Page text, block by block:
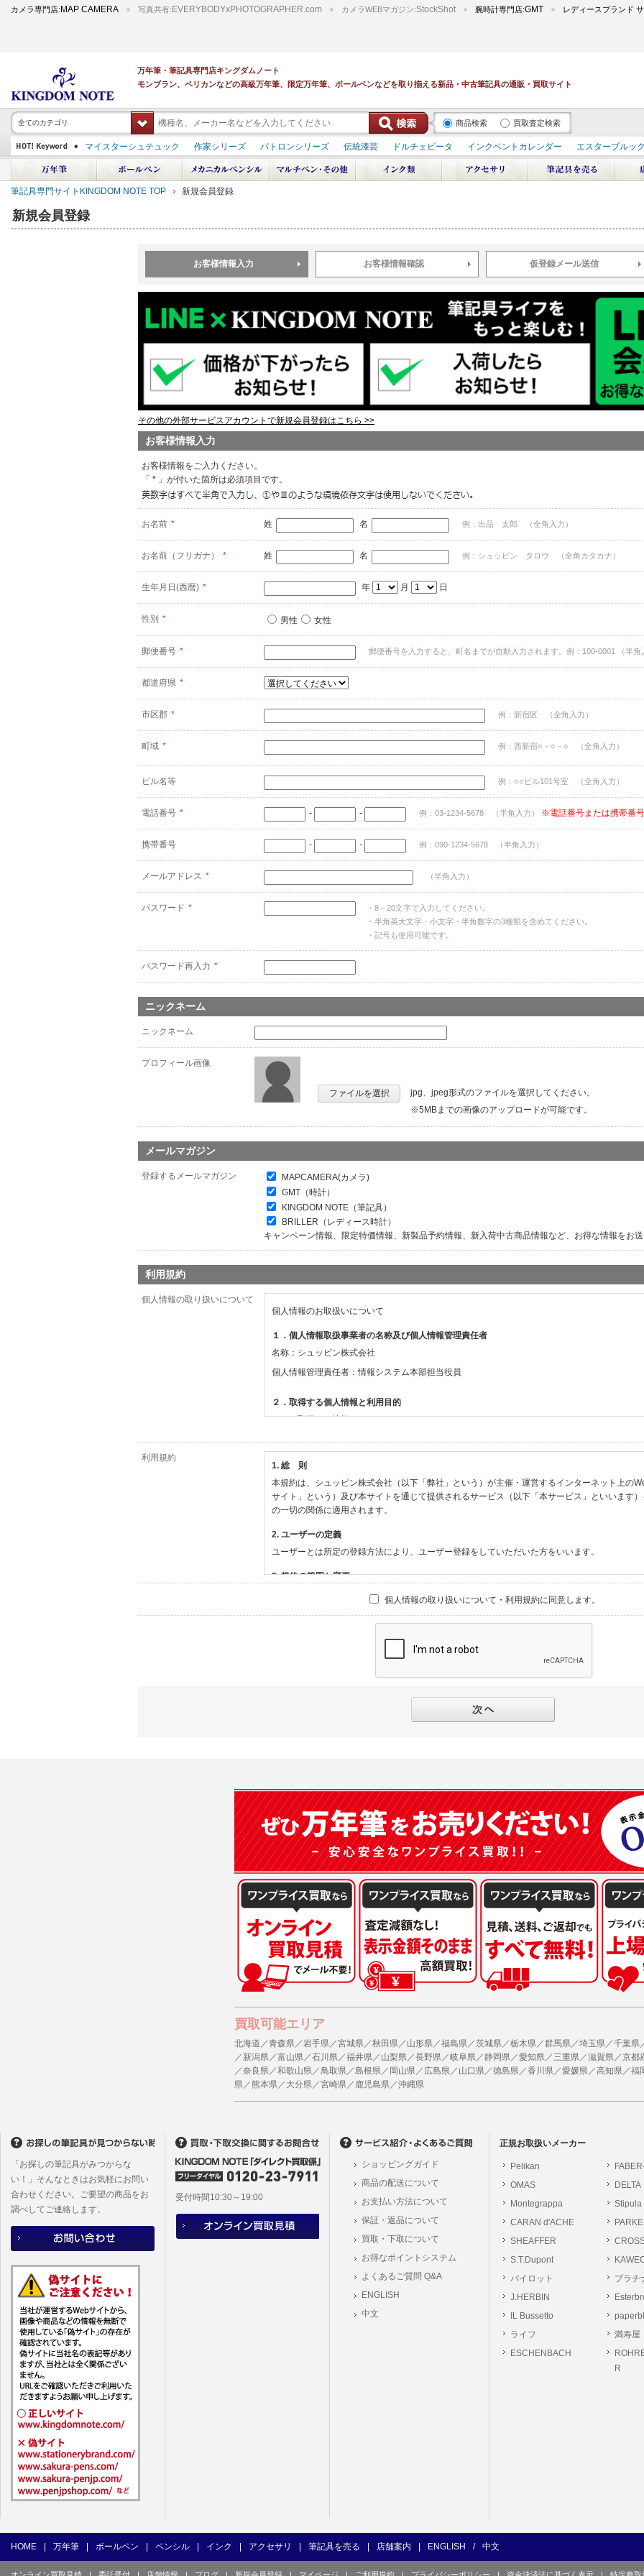
カメラ専門店: MAP CAMERA 写真共有: EVERYBODYxPHOTOGRAPHER.com カメラWEBマガジン:StockShot 腕時計専門店:GMT レディースブランド
万年筆・筆記具専門店キングダムノート
モンブラン、ペリカンなどの高級万年筆、限定万年筆、ボールペンなどを取り揃える新品・中古筆記具の通販・買取サイト
全てのカテゴリ 商品検索 買取査定検索
マイスターシュテュック 作家シリーズ パトロンシリーズ 伝統漆芸 ドルチェビータ インクベントカレンダー エスターブルック
スーベレーン
PILOT 蒔絵 ダイアミン ボトルインク デュポン スペース オデッセイ 輪島屋善仁 深海 エテルニタ･アヴァンティ
中屋万年筆
プラチナ 出雲 キングダムノート別注 アルマンドシモーニクラブ ペリカン オーシャンスワール 源氏物語 作家シリーズ パトロンシリ
筆記具専門サイトKINGDOM NOTE TOP 新規会員登録
新規会員登録
お客様情報入力 お客様情報確認 仮登録メール送信
その他の外部サービスアカウントで新規会員登録はこちら >>
お客様情報入力
お客様情報をご入力ください。
「 * 」が付いた箇所は必須項目です。
お名前 * 姓 名 例：出品 太郎 （全角入力）
お名前（フリガナ） * 姓 名 例：シュッピン タロウ （全角カタカナ）
生年月日(西暦) * 年 月 日
性別 * 男性 女性
郵便番号 * 郵便番号を入力すると、町名までが自動入力されます。例：100-0001 （半角
都道府県 *
市区郡 * 例：新宿区 （全角入力）
町域 * 例：西新宿○－○－○ （全角入力）
ビル名等 例：○○ビル101号室 （全角入力）
電話番号 * - - 例：03-1234-5678 （半角入力） ※電話番号または携帯番
携帯番号 - - 例：090-1234-5678 （半角入力）
メールアドレス * （半角入力）
パスワード *
・8～20文字で入力してください。
・半角英大文字・小文字・半角数字の3種類を含めてください。
・記号も使用可能です。
パスワード再入力 *
ニックネーム
ニックネーム
プロフィール画像
ファイルを選択
jpg、jpeg形式のファイルを選択してください。
※5MBまでの画像のアップロードが可能です。
メールマガジン
登録するメールマガジン
MAPCAMERA(カメラ)
GMT（時計）
KINGDOM NOTE（筆記具）
BRILLER（レディース時計）
キャンペーン情報、限定特価情報、新製品予約情報、新入荷中古商品情報など、お得な情報をお
利用規約
個人情報の取り扱いについて
個人情報のお取扱いについて
１．個人情報取扱事業者の名称及び個人情報管理責任者
名称：シュッピン株式会社
個人情報管理責任者：情報システム本部担当役員
２．取得する個人情報と利用目的
（１）取得する情報
・必須登録：氏名、生年月日、性別、住所、電話番号、メールアドレス、パスワード
・任意登録：ニックネーム、プロフィール画像、希望するメールマガジンの種類
【当社サービスをご利用時に当社が取得またはご提供いただく情報】
・お支払いやお振込みに関わる情報（クレジットカード・銀行口座・電子マネー等の決済時に
・法律上の要請等により、本人確認を行うための本人確認書類（運転免許証、健康保険証、住
・EVERYBODY×PHOTOGRAPHER.comのご利用に伴いご登録いただいた、広範囲設定をご希
撮影機材や機材の設定等に関する情報、および画像データとその画像データに含まれる情報
・当社ウェブサイト・サービス内のクッキー情報
【外部サービスアカウントを利用される場合】
会員登録時にソーシャルネットワーキングサービス等の外部サービスとの連携を許可した場合
・当社物品販売、古物買取事業および個人・法人の売買仲介業に伴うご案内、契約、申し込み
・メールマガジンの配信、および当社が提供する商品・サービスについてのアンケート実施のた
・EVERYBODY×PHOTOGRAPHER.comのフォトシェアリングサービス運営のため
(1)ご本人の同意がある場合。なお第三者に提供する場合には原則として、機密保持、再提供の
止することを契約の条件といたします。
(2)法令等により開示を求められた場合。
(3)ご本人または公衆の生命、身体又は財産の保護のために必要がある場合であって、本人の同
(4)国の機関若しくは地方公共団体又はその委託を受けた者が法令の定める事務を遂行すること
本人の同意を得ることにより当該事務の遂行に支障を及ぼすおそれがあるとき。
(5)業務を円滑に進めるために、外部業者に個人データの一部又は全部の処理を委託する場合（
の安全管理が図られるように、委託先に対する必要かつ適切な監督を行ないます）。
４．ご提供の任意性
当社への個人情報の提供はお客様の任意ですが、必要な個人情報をご提供いただけない場合、
ますのでご了承下さい。
当社ホームページでは、利用者が当社ホームページに再訪問される際、より便利に当社ホーム
キーを使用する場合があります。
また利用者の統計的分析のため、または掲載された広告にクッキーを使用する場合があります。
するご質問、ご相談にも対応いたします。尚、シュッピン会員のお客様は、当社が保有する個
※個人情報の開示請求には手数料として800円(税別)をご本人様にご負担いただいております。
(2)当社の個人情報に関するお問合せは、以下の窓口で承ります。お問合せの内容により必要な
シュッピン株式会
Mail：
利用規約
1. 総 則
本規約は、シュッピン株式会社（以下「弊社」という）が主催・運営するインターネット上の
サイト」という）及び本サイトを通じて提供されるサービス（以下「本サービス」といいます
の一切の関係に適用されます。
2. ユーザーの定義
ユーザーとは所定の登録方法により、ユーザー登録をしていただいた方をいいます。
3. 規約の範囲と変更
1) 本規約は、本サイト及び本サービスの利用に関し、弊社及び全てのユーザーに適用されます。
2) 弊社が別途規定する個別規定、及び弊社が随時本サイト内に掲示またはユーザーに対し通知
す。本規約と個別規定及び追加規定が異なる場合は、個別規定及び追加規定が優先するものとし
3) 弊社はユーザーの承諾を得ることなく、本規約を変更できるものとし、ユーザーはこれを承
た場合は、本サイト内に掲示またはユーザーに対し通知するものとし、その後にユーザーが本
1) ユーザーは、本サイトの利用に際し、ユーザー本人のユーザーID、パスワード、メールアド
に届け出るものとします。
3) 弊社は一年以上に亘って使用がないユーザーIDとこれに伴う個人情報を抹消することができ
4) ユーザーID、パスワード、メールアドレス及びこれに伴う個人情報の管理不十分、使用上の
は、ユーザーが負うものとし、弊社は一切責任を負いません。
5. 登録事項
1) ユーザーは、メールアドレスその他の登録事項に変更が生じた場合、直ちに弊社所定の変更
2) 弊社はユーザーの入会申込により知り得た情報、またはユーザーが本サイト及び本サービス
報に関し、以下の項目に該当する場合に利用することができるものとします。
(1) 統計した情報のみを開示し、ユーザーの個人情報を表示しない場合。
(2) ユーザーから寄せられた情報を、ユーザーの個人情報を表示せずに開示する場合。
(3) ユーザーが個人情報の開示について同意している場合。
(4) 法令により開示が求められた場合。
(5) 弊社で取り扱う商品またはサービスに関する案内や情報提供（郵便、電子メール等によるダ
(6) 弊社が利用目的を示してユーザーから取得した情報を、その利用目的の範囲内で利用する場
6. 情報の提供
1)弊社は、各ユーザーに対し、当該ユーザーの購入商品の情報、及び弊社の特価商品の情報等、
ユーザーは、本サイトのメールマガジンの購読に際し、ユーザー本人の責任においてメールマガ
フォームにて入力されたメールアドレスに、本サイトのお知らせをメールにてお送りさせていた
本サイトからのメールの受け取りを希望されない場合は、下記リンクから設定の変更を行ってく
本サイト会員のお客様は こちら
※設定変更前にログインする必要があります。
メールマガジン会員のお客様はこちら
1) ユーザーは本サイト及び本サービスの利用に当たり、以下の行為を行なってはならないものと
(1) 他のユーザー、第三者もしくは弊社の著作権又はその他の権利を侵害する行為、及び侵害す
(2) 他のユーザー、第三者もしくは弊社の財産またはプライバシーを侵害する行為、及び侵害す
(3) 上記の他、他のユーザー、第三者もしくは弊社に不利益又は損害を与える行為、および与え
個人情報の取り扱いについて・利用規約に同意します。
買取可能エリア
北海道／青森県／岩手県／宮城県／秋田県／山形県／福島県／茨城県／栃木県／群馬県／埼玉県／千葉県
／新潟県／富山県／石川県／福井県／山梨県／長野県／岐阜県／静岡県／愛知県／三重県／滋賀県／京都
／奈良県／和歌山県／鳥取県／島根県／岡山県／広島県／山口県／徳島県／香川県／愛媛県／高知県／福
県／熊本県／大分県／宮崎県／鹿児島県／沖縄県
正規お取扱いメーカー
Pelikan
OMAS
DELTA
Montegrappa
Stipula
CARAN d'ACHE
SHEAFFER
S.T.Dupont
パイロット
プラチ
J.HERBIN
IL Bussetto
ライフ
満寿屋
ESCHENBACH
R
「お探しの筆記具がみつからな
い！」そんなときはお気軽にお問い
合わせください。ご要望の商品をお
調べしてご連絡します。
受付時間10:30～19:00
ショッピングガイド
商品の配送について
お支払い方法について
保証・返品について
買取・下取について
お得なポイントシステム
よくあるご質問 Q&A
ENGLISH
中文
HOME 万年筆 ボールペン ペンシル インク アクセサリ 筆記具を売る 店舗案内 ENGLISH / 中文